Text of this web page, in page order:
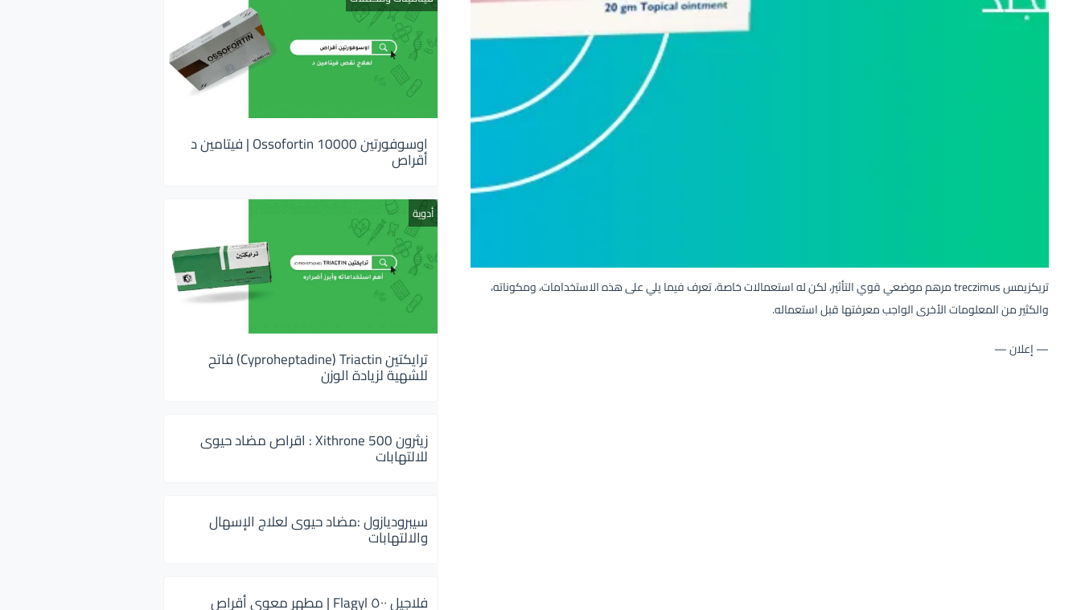
تريكزيمس treczimus مرهم موضعي قوي التأثير، لكن له استعمالات خاصة، تعرف فيما يلي على هذه الاستخدامات، ومكوناته،
والكثير من المعلومات الأخرى الواجب معرفتها قبل استعماله.
— إعلان —
اوسوفورتين 10000 Ossofortin | فيتامين د
أقراص
أدوية
ترايكتين Cyproheptadine) Triactin) فاتح
للشهية لزيادة الوزن
زيثرون 500 Xithrone : اقراص مضاد حيوى
للالتهابات
سيبروديازول :مضاد حيوى لعلاج الإسهال
والالتهابات
فلاجيل ٥٠٠ Flagyl | مطهر معوي أقراص